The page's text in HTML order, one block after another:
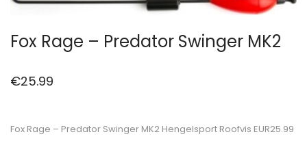
Fox Rage – Predator Swinger MK2
€25.99
Fox Rage – Predator Swinger MK2 Hengelsport Roofvis EUR25.99